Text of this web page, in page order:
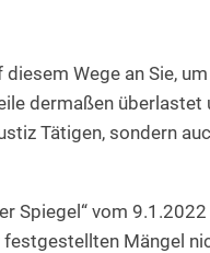
Wege an Sie,
dermaßen
Tätigen, sondern
Spiegel“ vom
Mängel